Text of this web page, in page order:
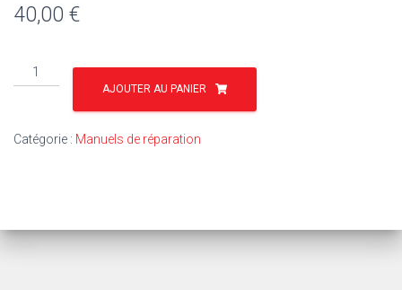
40,00 €
quantité
de
MF
AJOUTER AU PANIER
Catégorie : Manuels de réparation